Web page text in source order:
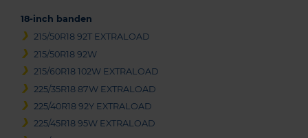
18-inch banden
215/50R18 92T EXTRALOAD
215/50R18 92W
215/60R18 102W EXTRALOAD
225/35R18 87W EXTRALOAD
225/40R18 92Y EXTRALOAD
225/45R18 95W EXTRALOAD